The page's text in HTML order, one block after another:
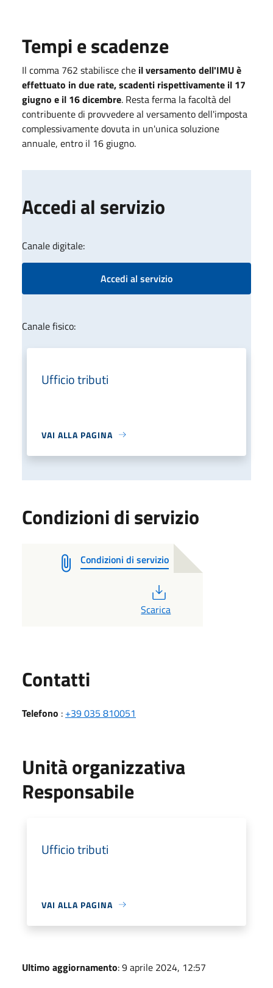
Tempi e scadenze
Il comma 762 stabilisce che il versamento dell'IMU è
effettuato in due rate, scadenti rispettivamente il 17
giugno e il 16 dicembre. Resta ferma la facoltà del
contribuente di provvedere al versamento dell'imposta
complessivamente dovuta in un'unica soluzione
annuale, entro il 16 giugno.
Accedi al servizio
Canale digitale:
Accedi al servizio
Canale fisico:
Ufficio tributi
VAI ALLA PAGINA
Condizioni di servizio
Condizioni di servizio
Scarica
Contatti
Telefono : +39 035 810051
Unità organizzativa
Responsabile
Ufficio tributi
VAI ALLA PAGINA
Ultimo aggiornamento: 9 aprile 2024, 12:57